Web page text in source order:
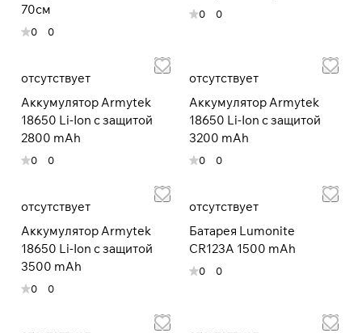
70см
0 0
0 0
отсутствует
Аккумулятор Armytek
18650 Li-Ion c защитой
2800 mAh
0 0
отсутствует
Аккумулятор Armytek
18650 Li-Ion c защитой
3200 mAh
0 0
отсутствует
Аккумулятор Armytek
18650 Li-Ion c защитой
3500 mAh
0 0
отсутствует
Батарея Lumonite
CR123A 1500 mAh
0 0